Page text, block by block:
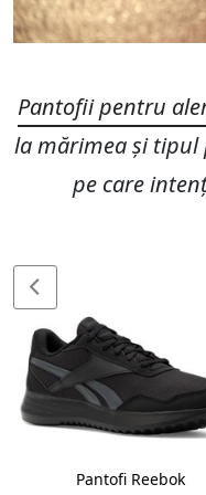
Pantofii pentru
la mărimea și tipul
pe care
Pantofi Reebok